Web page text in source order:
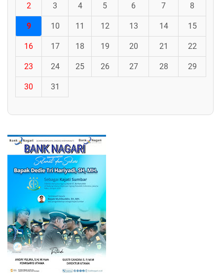
2 3 4 5 6 7 8
9 10 11 12 13 14 15
16 17 18 19 20 21 22
23 24 25 26 27 28 29
30 31